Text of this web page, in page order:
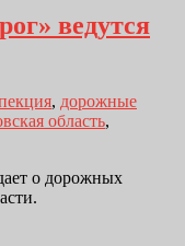
ведутся
, дорожные
область,
о дорожных